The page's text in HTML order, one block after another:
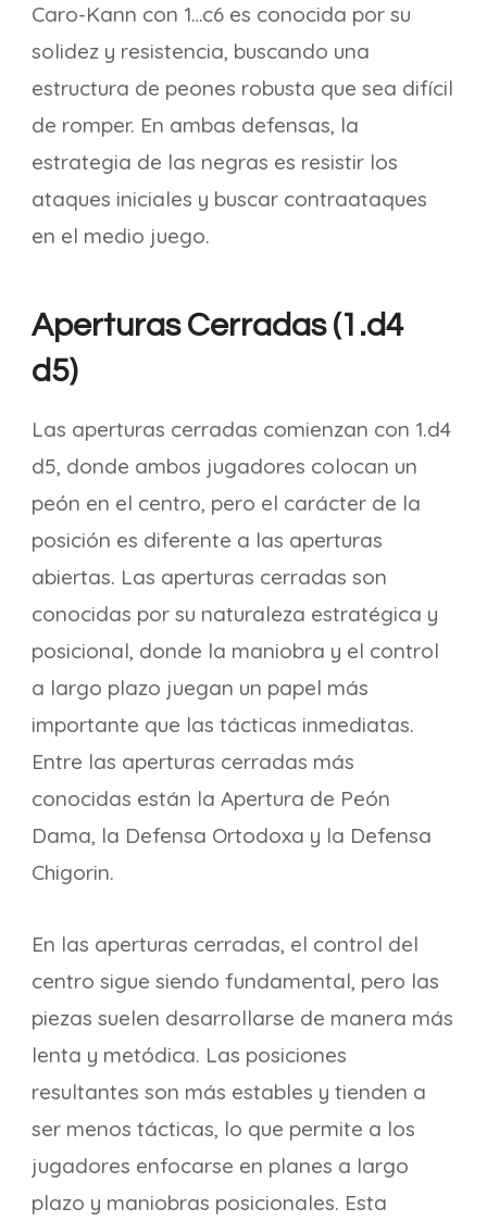
Caro-Kann con 1…c6 es conocida por su
solidez y resistencia, buscando una
estructura de peones robusta que sea difícil
de romper. En ambas defensas, la
estrategia de las negras es resistir los
ataques iniciales y buscar contraataques
en el medio juego.
Aperturas Cerradas (1.d4
d5)
Las aperturas cerradas comienzan con 1.d4
d5, donde ambos jugadores colocan un
peón en el centro, pero el carácter de la
posición es diferente a las aperturas
abiertas. Las aperturas cerradas son
conocidas por su naturaleza estratégica y
posicional, donde la maniobra y el control
a largo plazo juegan un papel más
importante que las tácticas inmediatas.
Entre las aperturas cerradas más
conocidas están la Apertura de Peón
Dama, la Defensa Ortodoxa y la Defensa
Chigorin.
En las aperturas cerradas, el control del
centro sigue siendo fundamental, pero las
piezas suelen desarrollarse de manera más
lenta y metódica. Las posiciones
resultantes son más estables y tienden a
ser menos tácticas, lo que permite a los
jugadores enfocarse en planes a largo
plazo y maniobras posicionales. Esta